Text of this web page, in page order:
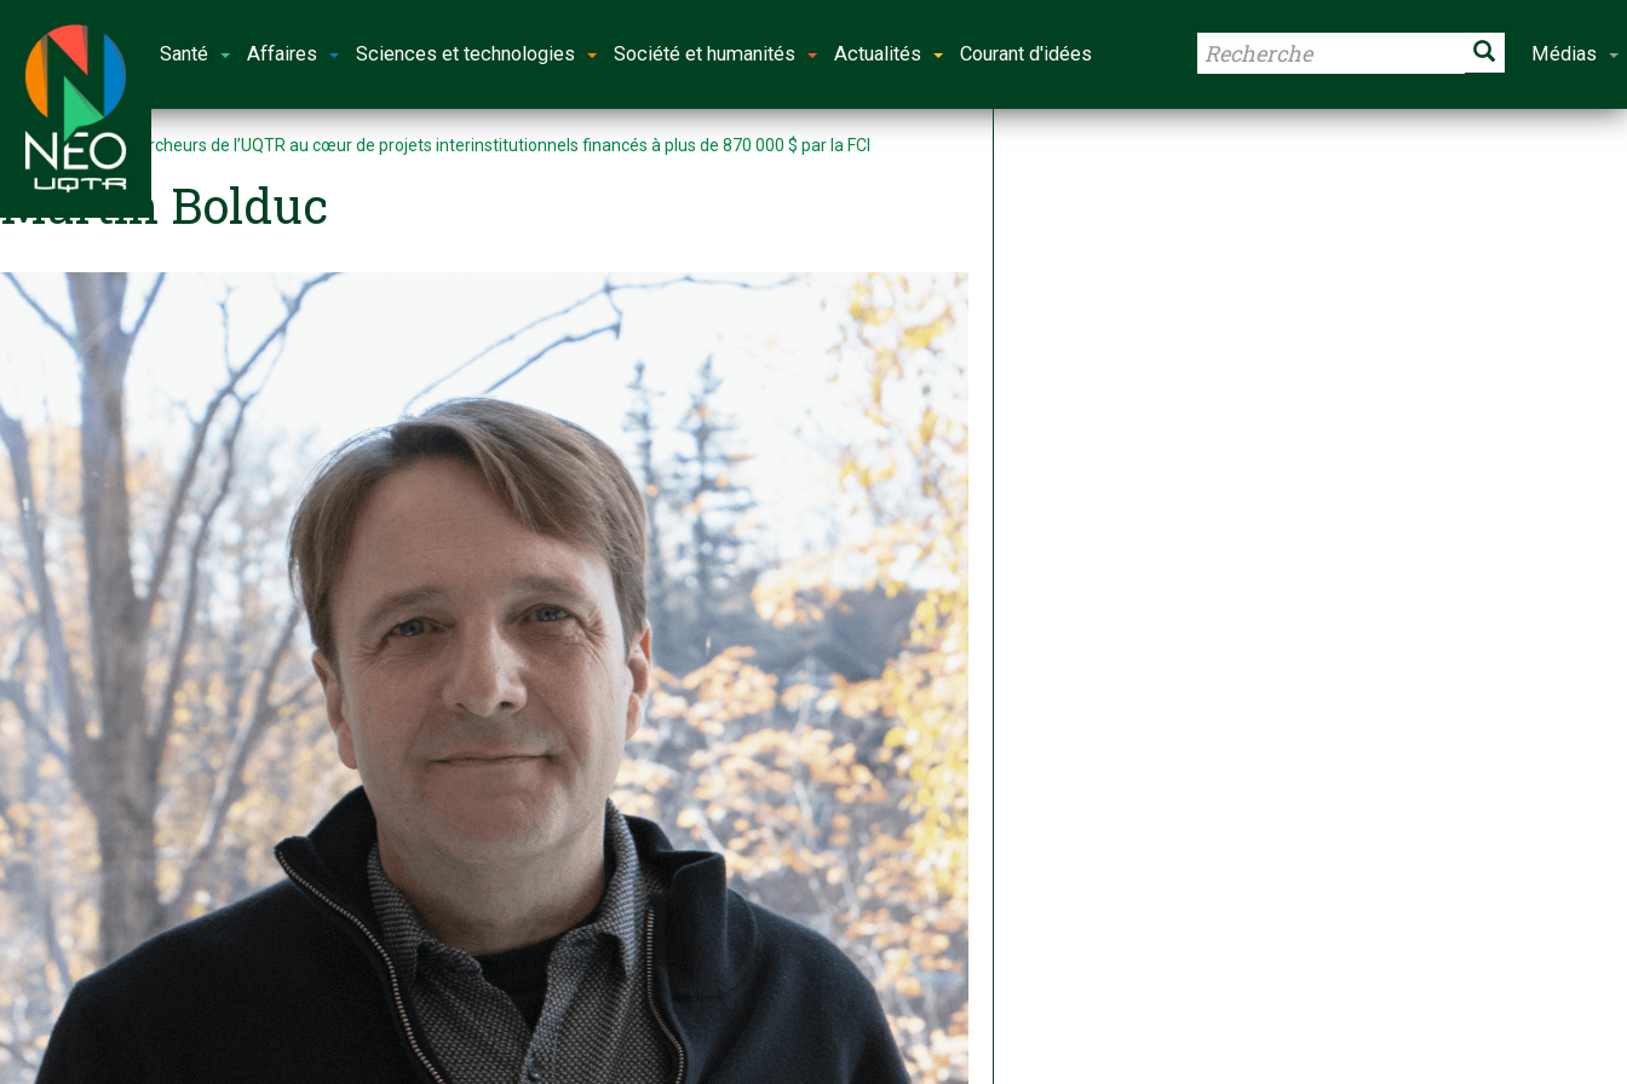
Santé Affaires Sciences et technologies Société et humanités Actualités Courant d'idées Médias
Accueil Deux chercheurs de l’UQTR au cœur de projets interinstitutionnels financés à plus de 870 000 $ par la FCI
Martin Bolduc